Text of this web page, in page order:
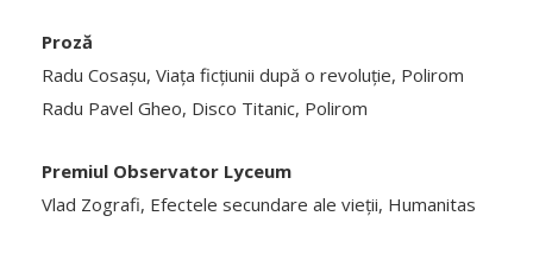
Proză
Radu Cosașu, Viața ficțiunii după o revoluție, Polirom
Radu Pavel Gheo, Disco Titanic, Polirom
Premiul Observator Lyceum
Vlad Zografi, Efectele secundare ale vieții, Humanitas